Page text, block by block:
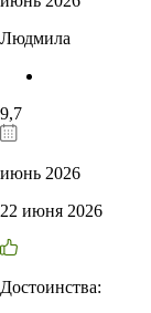
Людмила
9,7
июнь 2026
22 июня 2026
Достоинства: